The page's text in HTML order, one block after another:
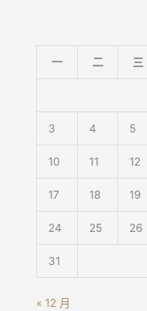
一
二 三
3 4 5
10 11 12
17 18 19
24 25 26
31
« 12 月